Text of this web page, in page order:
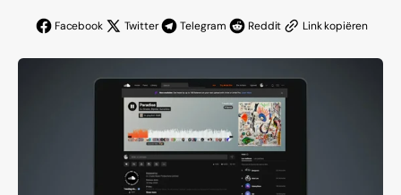
Facebook Twitter Telegram Reddit Link kopiëren